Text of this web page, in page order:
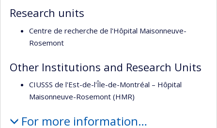
Research units
Centre de recherche de l'Hôpital Maisonneuve-
Rosemont
Other Institutions and Research Units
CIUSSS de l'Est-de-l'Île-de-Montréal – Hôpital
Maisonneuve-Rosemont (HMR)
For more information…